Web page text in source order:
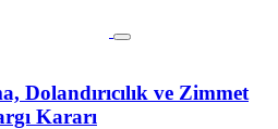
Dolandırıcılık ve Zimmet
Kararı